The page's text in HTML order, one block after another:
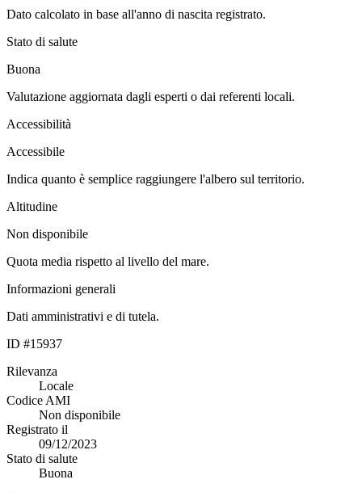
Dato calcolato in base all'anno di nascita registrato.
Stato di salute
Buona
Valutazione aggiornata dagli esperti o dai referenti locali.
Accessibilità
Accessibile
Indica quanto è semplice raggiungere l'albero sul territorio.
Altitudine
Non disponibile
Quota media rispetto al livello del mare.
Informazioni generali
Dati amministrativi e di tutela.
ID #15937
Rilevanza
Locale
Codice AMI
Non disponibile
Registrato il
09/12/2023
Stato di salute
Buona